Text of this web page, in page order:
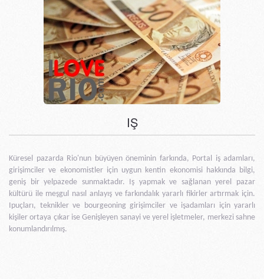
IŞ
Küresel pazarda Rio'nun büyüyen öneminin farkında, Portal iş adamları,
girişimciler ve ekonomistler için uygun kentin ekonomisi hakkında bilgi,
geniş bir yelpazede sunmaktadır. Iş yapmak ve sağlanan yerel pazar
kültürü ile meşgul nasıl anlayış ve farkındalık yararlı fikirler artırmak için.
Ipuçları, teknikler ve bourgeoning girişimciler ve işadamları için yararlı
kişiler ortaya çıkar ise Genişleyen sanayi ve yerel işletmeler, merkezi sahne
konumlandırılmış.